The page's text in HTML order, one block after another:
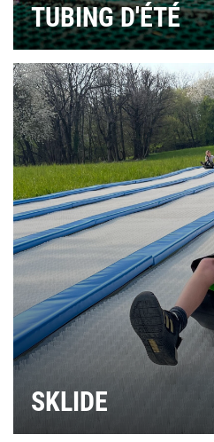
TUBING D'ÉTÉ
SKLIDE